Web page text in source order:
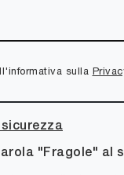
sulla
sicurezza
"Fragole" al